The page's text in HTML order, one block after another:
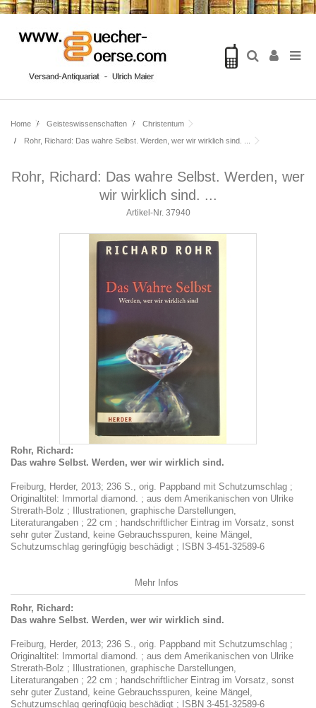
Home Geisteswissenschaften
Christentum
Rohr, Richard: Das wahre Selbst. Werden, wer wir wirklich sind. ...
Rohr, Richard: Das wahre Selbst. Werden, wer
wir wirklich sind. ...
Artikel-Nr. 37940
Rohr, Richard:
Das wahre Selbst. Werden, wer wir wirklich sind.
Freiburg, Herder, 2013; 236 S., orig. Pappband mit Schutzumschlag ;
Originaltitel: Immortal diamond. ; aus dem Amerikanischen von Ulrike
Strerath-Bolz ; Illustrationen, graphische Darstellungen,
Literaturangaben ; 22 cm ; handschriftlicher Eintrag im Vorsatz, sonst
sehr guter Zustand, keine Gebrauchsspuren, keine Mängel,
Schutzumschlag geringfügig beschädigt ; ISBN 3-451-32589-6
Mehr Infos
Rohr, Richard:
Das wahre Selbst. Werden, wer wir wirklich sind.
Freiburg, Herder, 2013; 236 S., orig. Pappband mit Schutzumschlag ;
Originaltitel: Immortal diamond. ; aus dem Amerikanischen von Ulrike
Strerath-Bolz ; Illustrationen, graphische Darstellungen,
Literaturangaben ; 22 cm ; handschriftlicher Eintrag im Vorsatz, sonst
sehr guter Zustand, keine Gebrauchsspuren, keine Mängel,
Schutzumschlag geringfügig beschädigt ; ISBN 3-451-32589-6